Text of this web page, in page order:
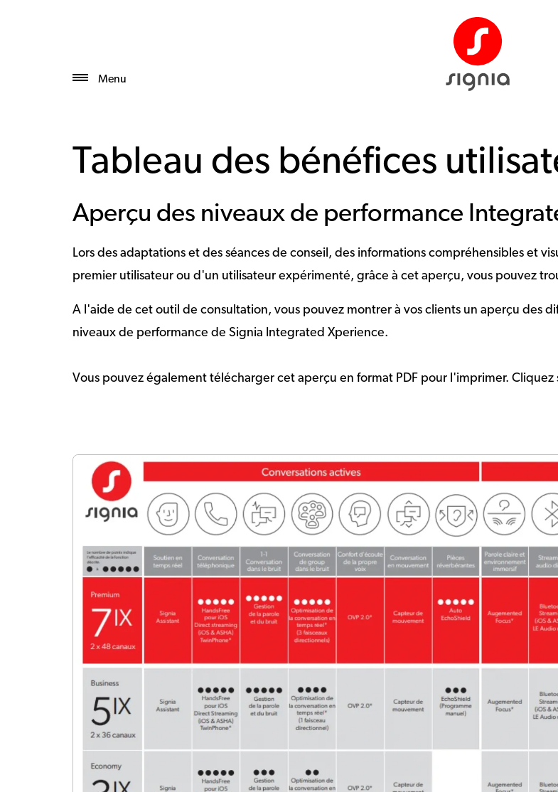
Menu
Tableau des bénéfices
Aperçu des niveaux de performance
Lors des adaptations et des séances de conseil, des informations compréhensibles et
premier utilisateur ou d'un utilisateur expérimenté, grâce à cet aperçu, vous pouvez
A l'aide de cet outil de consultation, vous pouvez montrer à vos clients un aperçu des
niveaux de performance de Signia Integrated Xperience.
Vous pouvez également télécharger cet aperçu en format PDF pour l'imprimer.